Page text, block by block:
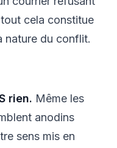
cela constitue
nature du conflit.
rien. Même les
anodins
sens mis en